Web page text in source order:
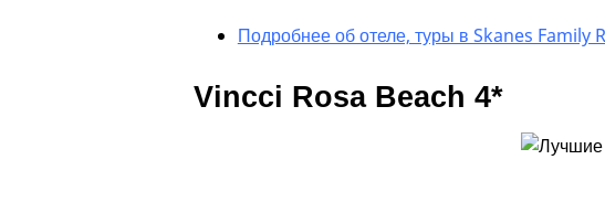
Подробнее об отеле, туры в Skanes Family
Vincci Rosa Beach 4*